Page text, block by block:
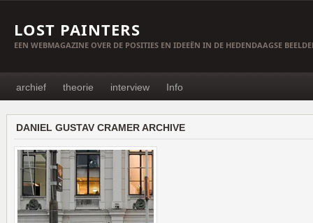
LOST PAINTERS
EEN WEBMAGAZINE OVER DE POSITIES EN IDEEËN IN DE HEDENDAAGSE
archief theorie interview Info
DANIEL GUSTAV CRAMER ARCHIVE